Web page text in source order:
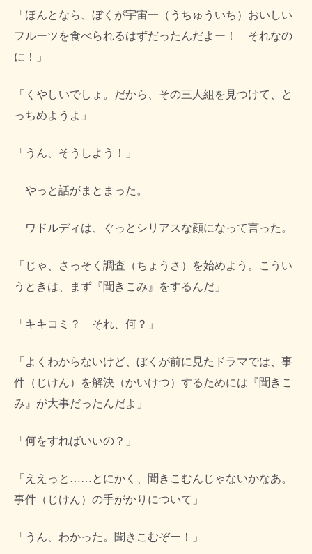
「ほんとなら、ぼくが宇宙一（うちゅういち）おいしい
フルーツを食べられるはずだったんだよー！ それなの
に！」
「くやしいでしょ。だから、その三人組を見つけて、と
っちめようよ」
「うん、そうしよう！」
やっと話がまとまった。
ワドルディは、ぐっとシリアスな顔になって言った。
「じゃ、さっそく調査（ちょうさ）を始めよう。こうい
うときは、まず『聞きこみ』をするんだ」
「キキコミ？ それ、何？」
「よくわからないけど、ぼくが前に見たドラマでは、事
件（じけん）を解決（かいけつ）するためには『聞きこ
み』が大事だったんだよ」
「何をすればいいの？」
「ええっと……とにかく、聞きこむんじゃないかなあ。
事件（じけん）の手がかりについて」
「うん、わかった。聞きこむぞー！」